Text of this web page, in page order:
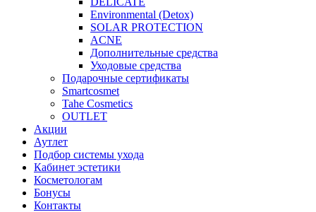
Environmental (Detox)
SOLAR PROTECTION
АCNE
Дополнительные средства
Уходовые средства
Подарочные сертификаты
Smartcosmet
Tahe Cosmetics
OUTLET
Акции
Аутлет
Подбор системы ухода
Кабинет эстетики
Косметологам
Бонусы
Контакты